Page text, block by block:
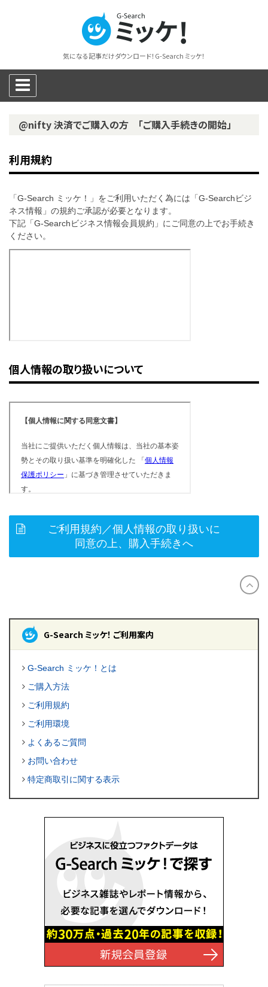
気になる記事だけダウンロード！G-Search ミッケ！
@nifty 決済でご購入の方 「ご購入手続きの開始」
利用規約
「G-Search ミッケ！」をご利用いただく為には「G-Searchビジ
ネス情報」の規約ご承認が必要となります。
下記「G-Searchビジネス情報会員規約」にご同意の上でお手続き
ください。
個人情報の取り扱いについて
ご利用規約／個人情報の取り扱いに
同意の上、購入手続きへ
G-Search ミッケ！ ご利用案内
G-Search ミッケ！とは
ご購入方法
ご利用規約
ご利用環境
よくあるご質問
お問い合わせ
特定商取引に関する表示